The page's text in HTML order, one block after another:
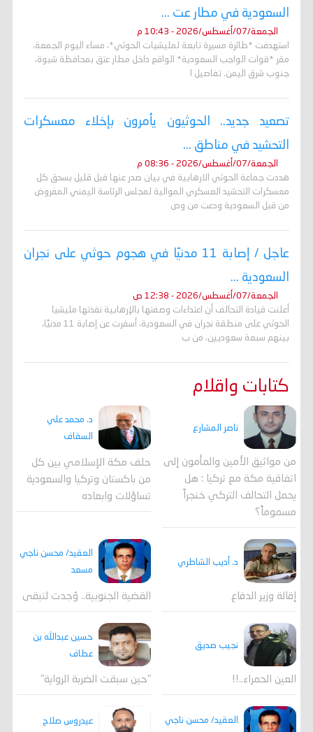
السعودية في مطار عت ...
الجمعة/07/أغسطس/2026 - 10:43 م
استهدفت *طائرة مسيرة تابعة لمليشيات الحوثي*، مساء اليوم الجمعة،
مقر *قوات الواجب السعودية* الواقع داخل مطار عتق بمحافظة شبوة،
جنوب شرق اليمن. تفاصيل ا
تصعيد جديد.. الحوثيون يأمرون بإخلاء معسكرات
التحشيد في مناطق ...
الجمعة/07/أغسطس/2026 - 08:36 م
هددت جماعة الحوثي الارهابية في بيان صدر عنها قبل قليل بسحق كل
معسكرات التحشيد العسكري الموالية لمجلس الرئاسة اليمني المفروض
من قبل السعودية ودعت من وص
عاجل / إصابة 11 مدنيًا في هجوم حوثي على نجران
السعودية ...
الجمعة/07/أغسطس/2026 - 12:38 ص
أعلنت قيادة التحالف أن اعتداءات وصفتها بالإرهابية نفذتها مليشيا
الحوثي على منطقة نجران في السعودية، أسفرت عن إصابة 11 مدنيًا،
بينهم سبعة سعوديين، من ب
كتابات واقلام
ناصر المشارع
من مواثيق الأمين والمأمون إلى
اتفاقية مكة مع تركيا : هل
يحمل التحالف التركي خنجراً
مسموماً؟
د. محمد علي
السقاف
حلف مكة الإسلامي بين كل
من باكستان وتركيا والسعودية
تساؤلات وابعاده
د. أديب الشاطري
إقالة وزير الدفاع
العقيد/ محسن ناجي
مسعد
القضية الجنوبية.. وُجدت لتبقى
نجيب صديق
العين الحمراء..!!
حسين عبدالله بن
عطاف
"حين سبقت الضربة الرواية"
العقيد/ محسن ناجي
عيدروس صلاح